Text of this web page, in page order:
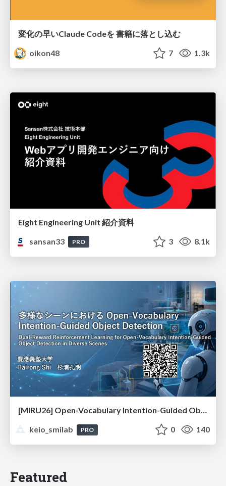
変化の早いClaude Codeを 書籍に落とし込む
oikon48
7 1.3k
Eight Engineering Unit 紹介資料
sansan33
PRO 3 8.1k
[MIRU26] Open-Vocabulary Intention-Guided Object Detection in Diverse Scenes
keio_smilab
PRO 0 140
Featured